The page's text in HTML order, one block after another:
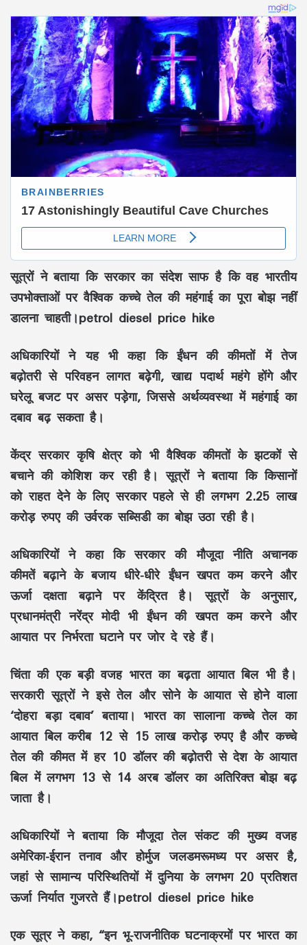
सूत्रों ने बताया कि सरकार का संदेश साफ है कि वह भारतीय
उपभोक्ताओं पर वैश्विक कच्चे तेल की महंगाई का पूरा बोझ नहीं
डालना चाहती।petrol diesel price hike
अधिकारियों ने यह भी कहा कि ईंधन की कीमतों में तेज
बढ़ोतरी से परिवहन लागत बढ़ेगी, खाद्य पदार्थ महंगे होंगे और
घरेलू बजट पर असर पड़ेगा, जिससे अर्थव्यवस्था में महंगाई का
दबाव बढ़ सकता है।
केंद्र सरकार कृषि क्षेत्र को भी वैश्विक कीमतों के झटकों से
बचाने की कोशिश कर रही है। सूत्रों ने बताया कि किसानों
को राहत देने के लिए सरकार पहले से ही लगभग 2.25 लाख
करोड़ रुपए की उर्वरक सब्सिडी का बोझ उठा रही है।
अधिकारियों ने कहा कि सरकार की मौजूदा नीति अचानक
कीमतें बढ़ाने के बजाय धीरे-धीरे ईंधन खपत कम करने और
ऊर्जा दक्षता बढ़ाने पर केंद्रित है। सूत्रों के अनुसार,
प्रधानमंत्री नरेंद्र मोदी भी ईंधन की खपत कम करने और
आयात पर निर्भरता घटाने पर जोर दे रहे हैं।
चिंता की एक बड़ी वजह भारत का बढ़ता आयात बिल भी है।
सरकारी सूत्रों ने इसे तेल और सोने के आयात से होने वाला
‘दोहरा बड़ा दबाव’ बताया। भारत का सालाना कच्चे तेल का
आयात बिल करीब 12 से 15 लाख करोड़ रुपए है और कच्चे
तेल की कीमत में हर 10 डॉलर की बढ़ोतरी से देश के आयात
बिल में लगभग 13 से 14 अरब डॉलर का अतिरिक्त बोझ बढ़
जाता है।
अधिकारियों ने बताया कि मौजूदा तेल संकट की मुख्य वजह
अमेरिका-ईरान तनाव और होर्मुज जलडमरूमध्य पर असर है,
जहां से सामान्य परिस्थितियों में दुनिया के लगभग 20 प्रतिशत
ऊर्जा निर्यात गुजरते हैं।petrol diesel price hike
एक सूत्र ने कहा, “इन भू-राजनीतिक घटनाक्रमों पर भारत का